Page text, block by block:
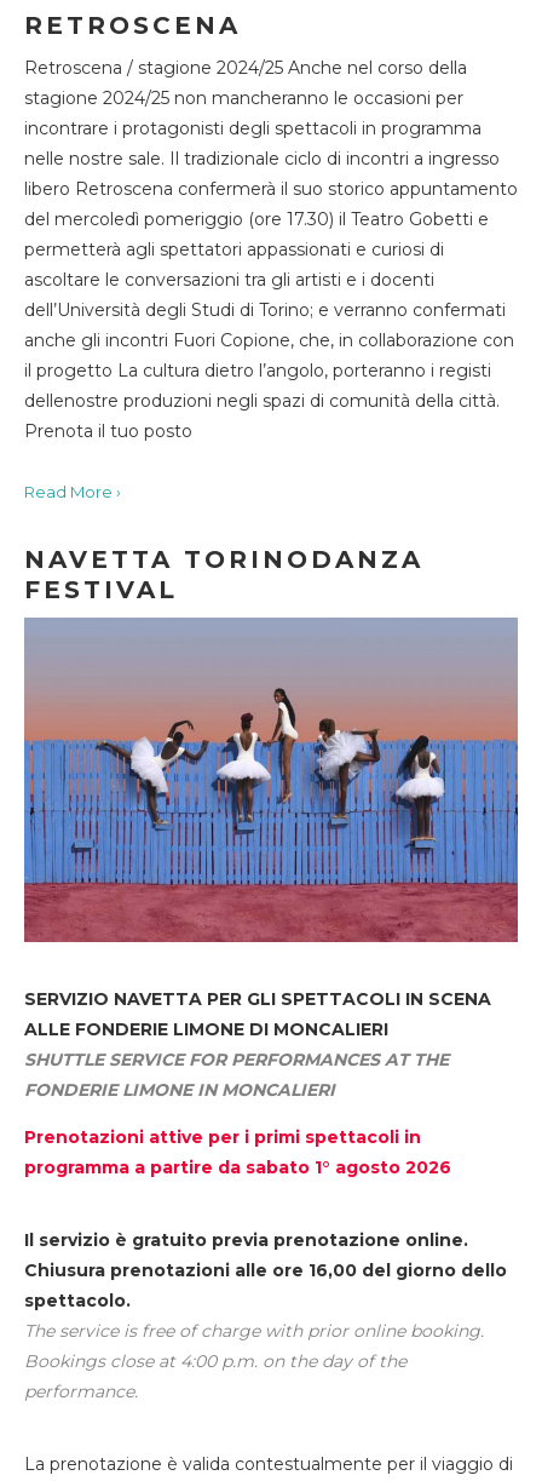
RETROSCENA
Retroscena / stagione 2024/25 Anche nel corso della
stagione 2024/25 non mancheranno le occasioni per
incontrare i protagonisti degli spettacoli in programma
nelle nostre sale. Il tradizionale ciclo di incontri a ingresso
libero Retroscena confermerà il suo storico appuntamento
del mercoledì pomeriggio (ore 17.30) il Teatro Gobetti e
permetterà agli spettatori appassionati e curiosi di
ascoltare le conversazioni tra gli artisti e i docenti
dell’Università degli Studi di Torino; e verranno confermati
anche gli incontri Fuori Copione, che, in collaborazione con
il progetto La cultura dietro l’angolo, porteranno i registi
dellenostre produzioni negli spazi di comunità della città.
Prenota il tuo posto
Read More ›
NAVETTA TORINODANZA
FESTIVAL
SERVIZIO NAVETTA PER GLI SPETTACOLI IN SCENA
ALLE FONDERIE LIMONE DI MONCALIERI
SHUTTLE SERVICE FOR PERFORMANCES AT THE
FONDERIE LIMONE IN MONCALIERI
Prenotazioni attive per i primi spettacoli in
programma a partire da sabato 1° agosto 2026
Il servizio è gratuito previa prenotazione online.
Chiusura prenotazioni alle ore 16,00 del giorno dello
spettacolo.
The service is free of charge with prior online booking.
Bookings close at 4:00 p.m. on the day of the
performance.
La prenotazione è valida contestualmente per il viaggio di